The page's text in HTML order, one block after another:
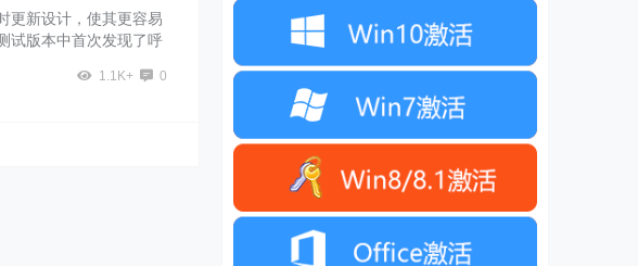
更新设计，使其更容易
试版本中首次发现了呼
1.1K+ 0